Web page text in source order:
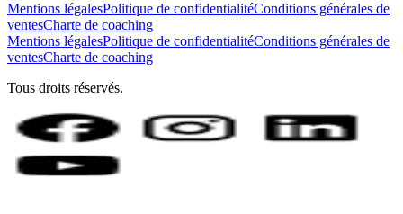
Mentions légalesPolitique de confidentialitéConditions générales de
ventesCharte de coaching
Mentions légalesPolitique de confidentialitéConditions générales de
ventesCharte de coaching
Tous droits réservés.